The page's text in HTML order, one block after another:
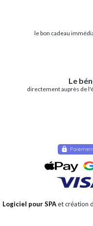
le bon cadeau
Le
directement auprès de
Logiciel pour SPAet création